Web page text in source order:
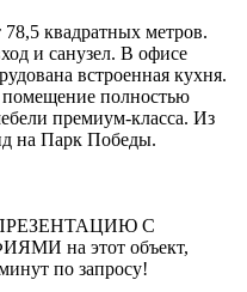
квадратных метров.
и санузел. В офисе
встроенная кухня.
полностью
премиум-класса. Из
на Парк Победы.
С
на этот объект,
по запросу!